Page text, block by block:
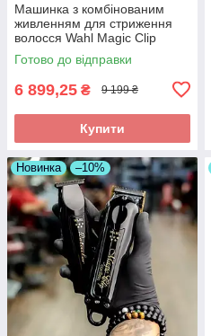
Машинка з комбінованим
живленням для стриження
волосся Wahl Magic Clip
Cordless 5 star Black
(3026434)
Готово до відправки
6 899,25 ₴ 9 199 ₴
Купити
Новинка –10%